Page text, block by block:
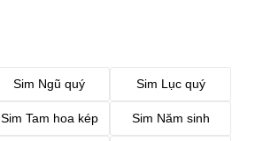
Sim Ngũ quý Sim Lục quý
Sim Tam hoa kép Sim Năm sinh